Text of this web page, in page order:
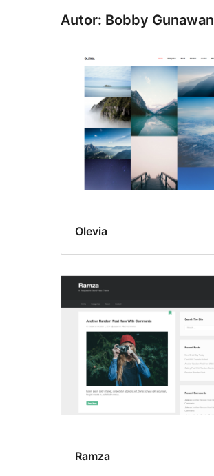
Autor: Bobby Gunawan
Olevia
Ramza